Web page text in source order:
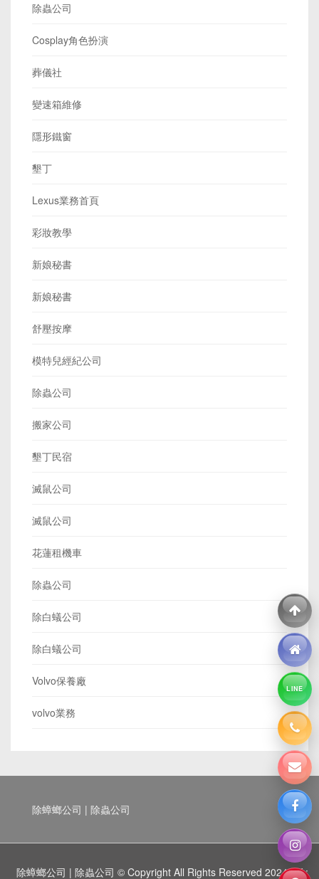
除蟲公司
Cosplay角色扮演
葬儀社
變速箱維修
隱形鐵窗
墾丁
Lexus業務首頁
彩妝教學
新娘秘書
新娘秘書
舒壓按摩
模特兒經紀公司
除蟲公司
搬家公司
墾丁民宿
滅鼠公司
滅鼠公司
花蓮租機車
除蟲公司
除白蟻公司
除白蟻公司
Volvo保養廠
volvo業務
除蟑螂公司 | 除蟲公司
除蟑螂公司 | 除蟲公司 © Copyright All Rights Reserved 2024 BY :
LINE